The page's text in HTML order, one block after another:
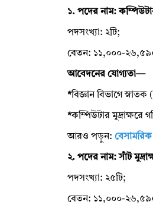
১. পদের নাম:
পদসংখ্যা: ২টি;
বেতন: ১১,০০০-
আবেদনের যোগ্যতা—
*বিজ্ঞান বিভাগে
*কম্পিউটার মুদ্রাক্ষরে
আরও পড়ুন:
২. পদের নাম: সাঁট
পদসংখ্যা: ২৫টি;
বেতন: ১১,০০০-